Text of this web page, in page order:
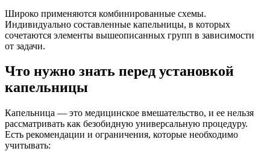
Широко применяются комбинированные схемы.
Индивидуально составленные капельницы, в которых
сочетаются элементы вышеописанных групп в зависимости
от задачи.
Что нужно знать перед установкой
капельницы
Капельница — это медицинское вмешательство, и ее нельзя
рассматривать как безобидную универсальную процедуру.
Есть рекомендации и ограничения, которые необходимо
учитывать: